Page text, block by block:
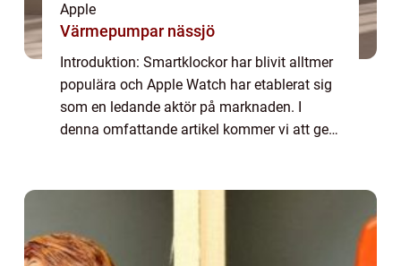
Apple
Värmepumpar nässjö
Introduktion: Smartklockor har blivit alltmer
populära och Apple Watch har etablerat sig
som en ledande aktör på marknaden. I
denna omfattande artikel kommer vi att ge